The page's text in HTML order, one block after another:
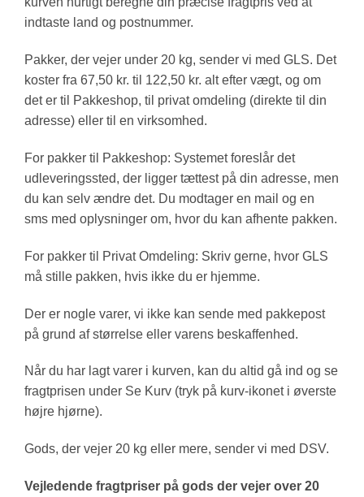
indtaste land og postnummer.
Pakker, der vejer under 20 kg, sender vi med GLS. Det
koster fra 67,50 kr. til 122,50 kr. alt efter vægt, og om
det er til Pakkeshop, til privat omdeling (direkte til din
adresse) eller til en virksomhed.
For pakker til Pakkeshop: Systemet foreslår det
udleveringssted, der ligger tættest på din adresse, men
du kan selv ændre det. Du modtager en mail og en
sms med oplysninger om, hvor du kan afhente pakken.
For pakker til Privat Omdeling: Skriv gerne, hvor GLS
må stille pakken, hvis ikke du er hjemme.
Der er nogle varer, vi ikke kan sende med pakkepost
på grund af størrelse eller varens beskaffenhed.
Når du har lagt varer i kurven, kan du altid gå ind og se
fragtprisen under Se Kurv (tryk på kurv-ikonet i øverste
højre hjørne).
Gods, der vejer 20 kg eller mere, sender vi med DSV.
Vejledende fragtpriser på gods der vejer over 20